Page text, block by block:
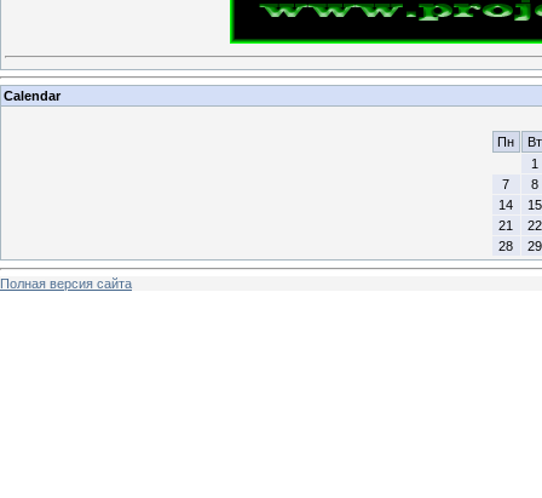
Calendar
Пн
Вт
1
7
8
14
15
21
22
28
29
Полная версия сайта